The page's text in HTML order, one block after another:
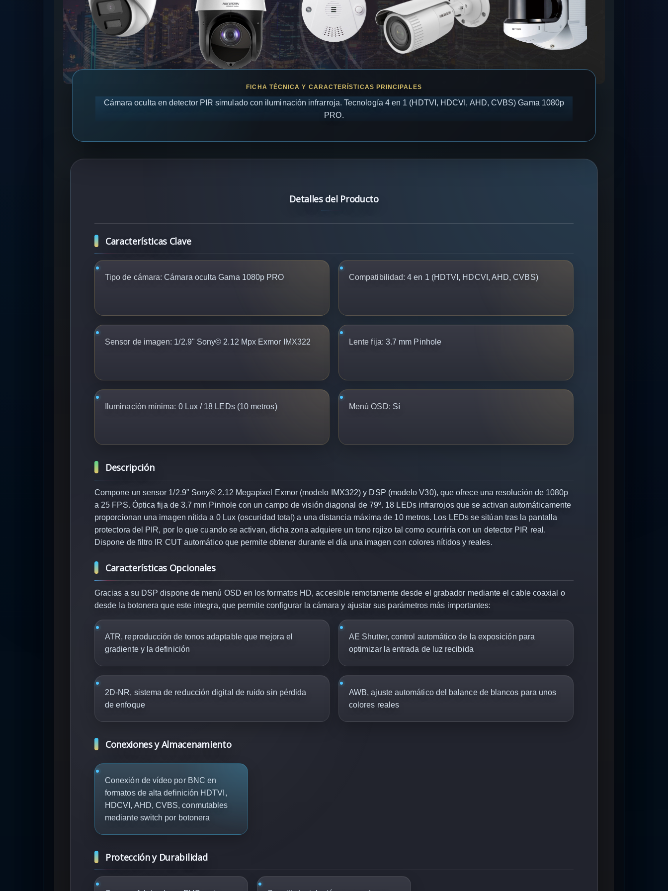
Cámara oculta en detector PIR simulado con iluminación infrarroja. Tecnología 4 en 1 (HDTVI, HDCVI, AHD, CVBS) Gama 1080p
PRO.
Detalles del Producto
Características Clave
Tipo de cámara: Cámara oculta Gama 1080p PRO Compatibilidad: 4 en 1 (HDTVI, HDCVI, AHD, CVBS)
Sensor de imagen: 1/2.9" Sony© 2.12 Mpx Exmor IMX322 Lente fija: 3.7 mm Pinhole
Iluminación mínima: 0 Lux / 18 LEDs (10 metros) Menú OSD: Sí
Descripción
Compone un sensor 1/2.9" Sony© 2.12 Megapixel Exmor (modelo IMX322) y DSP (modelo V30), que ofrece una resolución de 1080p
a 25 FPS. Óptica fija de 3.7 mm Pinhole con un campo de visión diagonal de 79º. 18 LEDs infrarrojos que se activan automáticamente
proporcionan una imagen nítida a 0 Lux (oscuridad total) a una distancia máxima de 10 metros. Los LEDs se sitúan tras la pantalla
protectora del PIR, por lo que cuando se activan, dicha zona adquiere un tono rojizo tal como ocurriría con un detector PIR real.
Dispone de filtro IR CUT automático que permite obtener durante el día una imagen con colores nítidos y reales.
Características Opcionales
Gracias a su DSP dispone de menú OSD en los formatos HD, accesible remotamente desde el grabador mediante el cable coaxial o
desde la botonera que este integra, que permite configurar la cámara y ajustar sus parámetros más importantes:
ATR, reproducción de tonos adaptable que mejora el
gradiente y la definición
AE Shutter, control automático de la exposición para
optimizar la entrada de luz recibida
2D-NR, sistema de reducción digital de ruido sin pérdida
de enfoque
AWB, ajuste automático del balance de blancos para unos
colores reales
Conexiones y Almacenamiento
Conexión de vídeo por BNC en
formatos de alta definición HDTVI,
HDCVI, AHD, CVBS, conmutables
mediante switch por botonera
Protección y Durabilidad